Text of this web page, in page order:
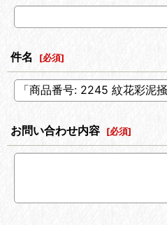
件名 [必須]
お問い合わせ内容 [必須]